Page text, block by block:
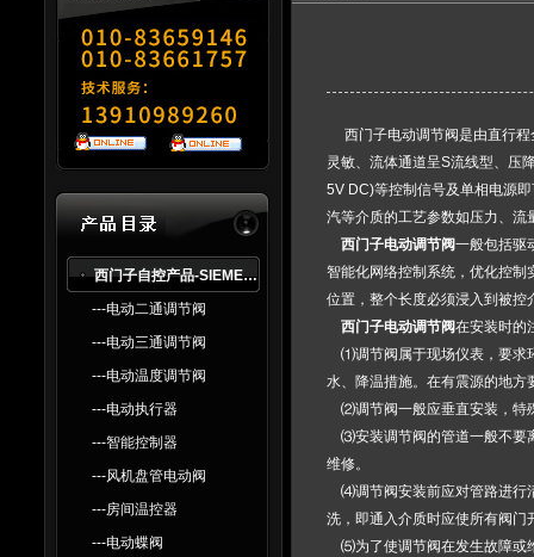
西门子自控产品-SlEMENS
---电动二通调节阀
---电动三通调节阀
---电动温度调节阀
---电动执行器
---智能控制器
---风机盘管电动阀
---房间温控器
---电动蝶阀
西门子电动调节阀是由直行
灵敏、流体通道呈S流线型、压
5V DC)等控制信号及单相电源
汽等介质的工艺参数如压力、流
西门子电动调节阀一般包括驱
智能化网络控制系统，优化控
位置，整个长度必须浸入到被控
西门子电动调节阀在安装时的
⑴调节阀属于现场仪表，要求
水、降温措施。在有震源的地方
⑵调节阀一般应垂直安装，特
⑶安装调节阀的管道一般不要
维修。
⑷调节阀安装前应对管路进行
洗，即通入介质时应使所有阀门
⑸为了使调节阀在发生故障或